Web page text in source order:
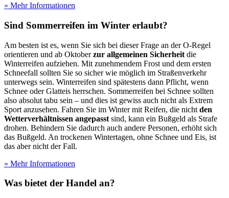
» Mehr Informationen
Sind Sommerreifen im Winter erlaubt?
Am besten ist es, wenn Sie sich bei dieser Frage an der O-Regel
orientieren und ab Oktoberzur allgemeinen Sicherheit die
Winterreifen aufziehen. Mit zunehmendem Frost und dem ersten
Schneefall sollten Sie so sicher wie möglich im Straßenverkehr
unterwegs sein. Winterreifen sind spätestens dann Pflicht, wenn
Schnee oder Glatteis herrschen. Sommerreifen bei Schnee sollten
also absolut tabu sein – und dies ist gewiss auch nicht als Extrem
Sport anzusehen. Fahren Sie im Winter mit Reifen, die nicht den
Wetterverhältnissen angepasst sind, kann ein Bußgeld als Strafe
drohen. Behindern Sie dadurch auch andere Personen, erhöht sich
das Bußgeld. An trockenen Wintertagen, ohne Schnee und Eis, ist
das aber nicht der Fall.
» Mehr Informationen
Was bietet der Handel an?